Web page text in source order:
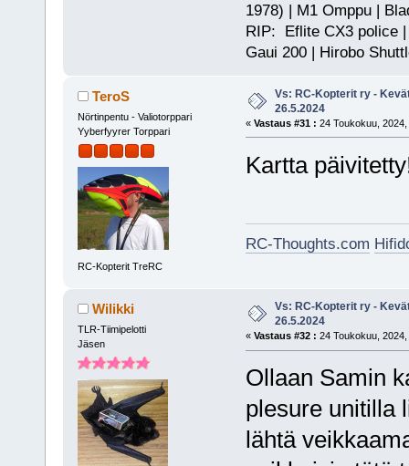
1978) | M1 Omppu |
RIP: Eflite CX3 police |
Gaui 200 | Hirobo
TeroS
Nörtinpentu - Valiotorppari
Yyberfyyrer Torppari
RC-Kopterit TreRC
Vs: RC-Kopterit ry -
26.5.2024
« Vastaus #31 : 24 Toukokuu,
Kartta
RC-Thoughts.com
Wilikki
TLR-Tiimipelotti
Jäsen
Vs: RC-Kopterit ry -
26.5.2024
« Vastaus #32 : 24 Toukokuu, 2024,
Ollaan Samin
plesure unitilla
lähtä